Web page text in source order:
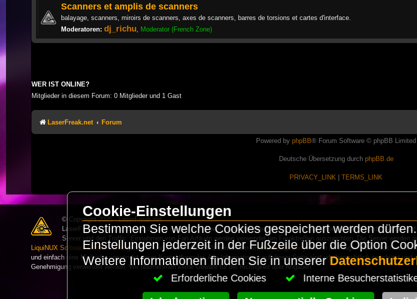
Scanners et amplis de scanners
balayage, scanners, miroirs de scanners, axes de scanners, barres de torsions et cartes d'interface.
Moderatoren: dj_richu Moderator (French Zone)
WER IST ONLINE?
Mitglieder in diesem Forum: 0 Mitglieder und 1 Gast
LaserFreak.net Forum
Powered by phpBB® Forum Software © phpBB Limited
Deutsche Übersetzung durch phpBB.de
PRIVACY_LINK TERMS_LINK
© Copyright 2025 - LaserFreak.net
LaserFreak ist ein freies und offenes Forum zum Thema Lasershowtechnik. Wir sind nicht kommerziell und die Banner
Server und den Traffic. Einnahmen von Fan Artikeln werden verwendet um Freaktreffen auszurichten. Die Server werden
LiquiNUX Software GmbH Berlingehostet und betreut. Als CMS verwenden wirHomepageEasy. Wenn Ihr Fragen oder
und einfach eine Mail oder verwendet unser Kontaktformular. Alle Informationen auf dieser Seite sind urheberrechtlich geschützt und
Genehmigung verwendet werden. Wir übernehmen keine Gewähr für die Richtigkeit aller Angaben.
Cookie-Einstellungen
Bestimmen Sie welche Cookies gespeichert werden
Einstellungen jederzeit in der Fußzeile über die Option
Weitere Informationen finden Sie in unserer
Erforderliche Cookies Interne